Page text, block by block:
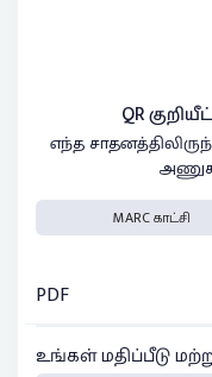
QR
எந்த
MARC காட்சி
PDF
உங்கள் மதிப்பீடு